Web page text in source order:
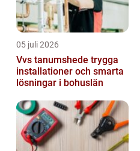
05 juli 2026
Vvs tanumshede trygga
installationer och smarta
lösningar i bohuslän